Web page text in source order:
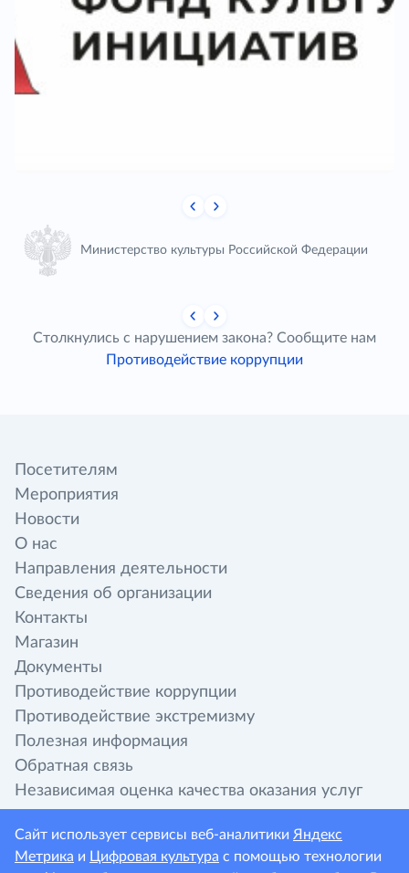
Министерство культуры Российской Федерации
Столкнулись с нарушением закона? Сообщите нам
Противодействие коррупции
Посетителям
Мероприятия
Новости
О нас
Направления деятельности
Сведения об организации
Контакты
Магазин
Документы
Противодействие коррупции
Противодействие экстремизму
Полезная информация
Обратная связь
Независимая оценка качества оказания услуг
Сайт использует сервисы веб-аналитики Яндекс
Метрика и Цифровая культура с помощью технологии